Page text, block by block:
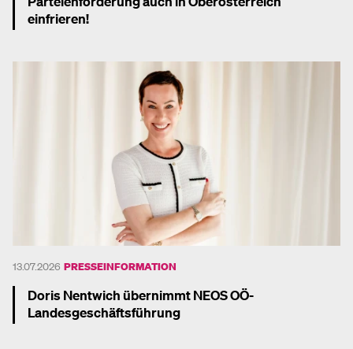
einfrieren!
13.07.2026 PRESSEINFORMATION
Doris Nentwich übernimmt NEOS OÖ-
Landesgeschäftsführung